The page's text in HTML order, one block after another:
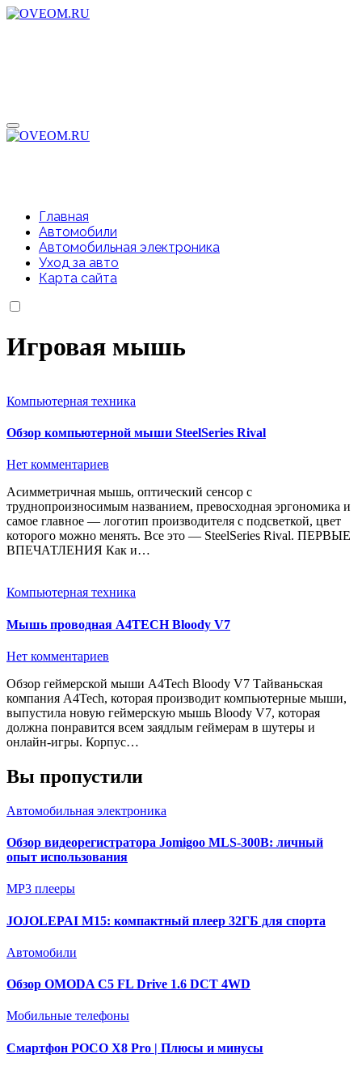
Перейти
Главная
Автомобили
Автомобильная электроника
Уход за авто
Карта сайта
Игровая мышь
Компьютерная техника
Обзор компьютерной мыши SteelSeries Rival
Нет комментариев
Асимметричная мышь, оптический сенсор с
труднопроизносимым названием, превосходная эргономика и
самое главное — логотип производителя с подсветкой, цвет
которого можно менять. Все это — SteelSeries Rival. ПЕРВЫЕ
ВПЕЧАТЛЕНИЯ Как и…
Компьютерная техника
Мышь проводная A4TECH Bloody V7
Нет комментариев
Обзор геймерской мыши A4Tech Bloody V7 Тайваньская
компания A4Tech, которая производит компьютерные мыши,
выпустила новую геймерскую мышь Bloody V7, которая
должна понравится всем заядлым геймерам в шутеры и
онлайн-игры. Корпус…
Вы пропустили
Автомобильная электроника
Обзор видеорегистратора Jomigoo MLS-300B: личный
опыт использования
MP3 плееры
JOJOLEPAI M15: компактный плеер 32ГБ для спорта
Автомобили
Обзор OMODA C5 FL Drive 1.6 DCT 4WD
Мобильные телефоны
Смартфон POCO X8 Pro | Плюсы и минусы